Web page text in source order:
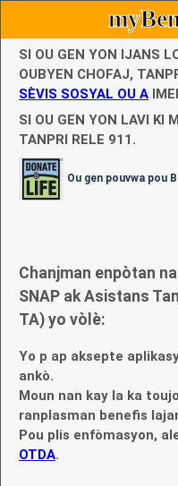
SI OU GEN YON IJANS
OUBYEN CHOFAJ,
SÈVIS SOSYAL OU A
SI OU GEN YON LAVI KI
TANPRI RELE 911.
Ou gen pouvwa pou
Chanjman enpòtan
SNAP ak Asistans
TA) yo vòlè:
Yo p ap aksepte
ankò.
Moun nan kay la ka
ranplasman benefis
Pou plis enfòmasyon,
OTDA.